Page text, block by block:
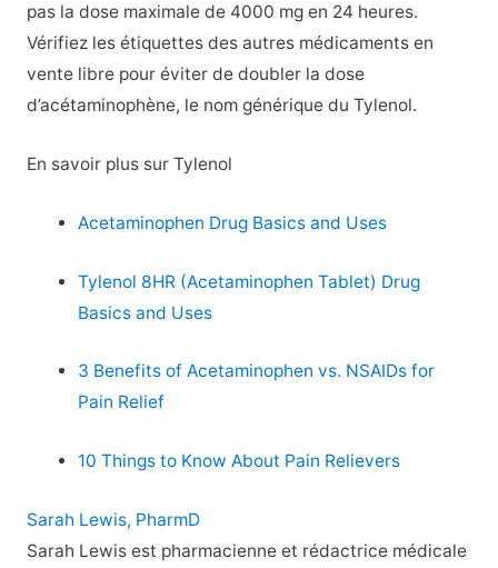
pas la dose maximale de 4000 mg en 24 heures.
Vérifiez les étiquettes des autres médicaments en
vente libre pour éviter de doubler la dose
d’acétaminophène, le nom générique du Tylenol.
En savoir plus sur Tylenol
Acetaminophen Drug Basics and Uses
Tylenol 8HR (Acetaminophen Tablet) Drug
Basics and Uses
3 Benefits of Acetaminophen vs. NSAIDs for
Pain Relief
10 Things to Know About Pain Relievers
Sarah Lewis, PharmD
Sarah Lewis est pharmacienne et rédactrice médicale